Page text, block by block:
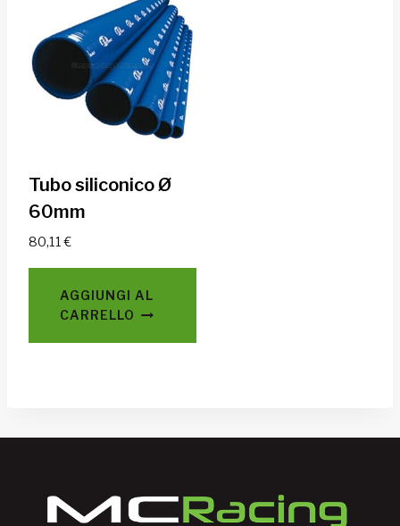
Tubo siliconico Ø
60mm
80,11€
AGGIUNGI AL
CARRELLO